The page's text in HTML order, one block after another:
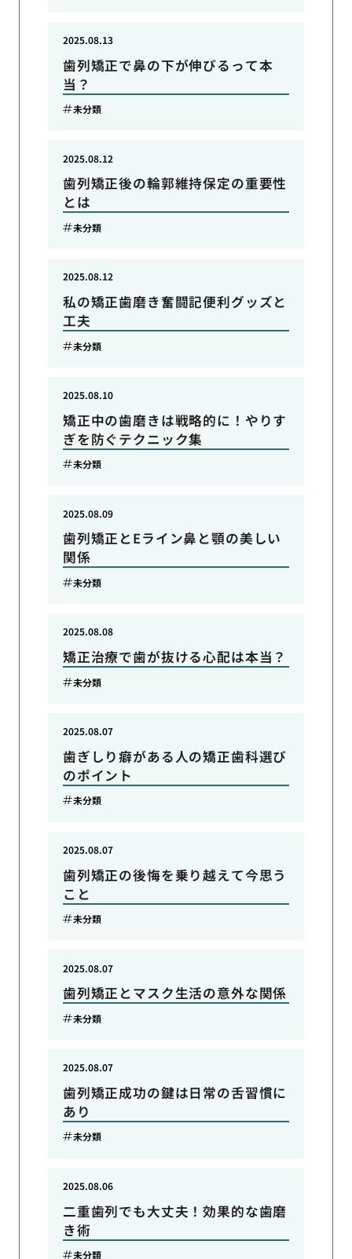
歯列矯正で鼻の下が伸びるって本
当？
2025.08.13
未分類
歯列矯正後の輪郭維持保定の重要性
とは
2025.08.12
未分類
私の矯正歯磨き奮闘記便利グッズと
工夫
2025.08.12
未分類
矯正中の歯磨きは戦略的に！やりす
ぎを防ぐテクニック集
2025.08.10
未分類
歯列矯正とEライン鼻と顎の美しい
関係
2025.08.09
未分類
矯正治療で歯が抜ける心配は本当？
2025.08.08
未分類
歯ぎしり癖がある人の矯正歯科選び
のポイント
2025.08.07
未分類
歯列矯正の後悔を乗り越えて今思う
こと
2025.08.07
未分類
歯列矯正とマスク生活の意外な関係
2025.08.07
未分類
歯列矯正成功の鍵は日常の舌習慣に
あり
2025.08.07
未分類
二重歯列でも大丈夫！効果的な歯磨
き術
2025.08.06
未分類